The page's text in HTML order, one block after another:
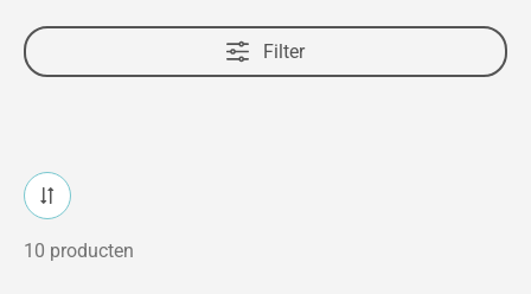
Filter
10 producten